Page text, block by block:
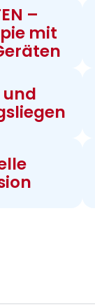
–
mit